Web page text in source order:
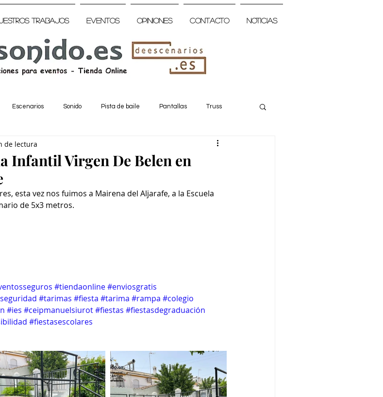
trabajos Eventos Opiniones Contacto Noticias
Escenarios Sonido Pista de baile Pantallas Truss
Infantil Virgen De Belen en
de lectura
esta vez nos fuimos a Mairena del Aljarafe, a la Escuela
de 5x3 metros.
#tiendaonline#enviosgratis
#tarimas #fiesta #tarima #rampa #colegio
#ies #ceipmanuelsiurot#fiestas #fiestasdegraduación
#fiestasescolares